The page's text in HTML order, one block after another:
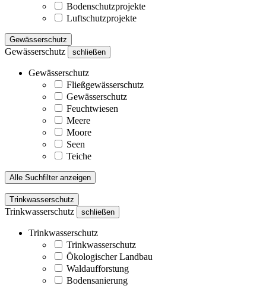
Bodenschutzprojekte
Luftschutzprojekte
Gewässerschutz
Gewässerschutz schließen
Gewässerschutz
Fließgewässerschutz
Gewässerschutz
Feuchtwiesen
Meere
Moore
Seen
Teiche
Alle Suchfilter anzeigen
Trinkwasserschutz
Trinkwasserschutz schließen
Trinkwasserschutz
Trinkwasserschutz
Ökologischer Landbau
Waldaufforstung
Bodensanierung